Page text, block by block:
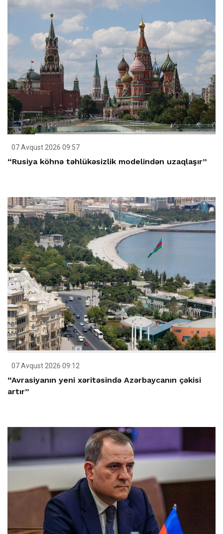
07 Avqust 2026 09:57
“Rusiya köhnə təhlükəsizlik modelindən uzaqlaşır”
07 Avqust 2026 09:12
“Avrasiyanın yeni xəritəsində Azərbaycanın çəkisi
artır”